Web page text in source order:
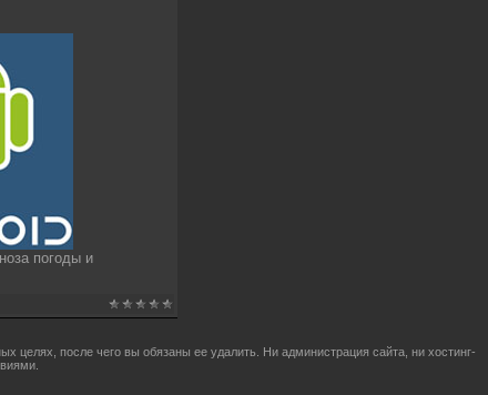
погоды и
целях, после чего вы обязаны ее удалить. Ни администрация сайта, ни хостинг-